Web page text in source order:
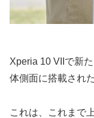
Xperia 10 VIIで新
体側面に搭載された
これは、これまで